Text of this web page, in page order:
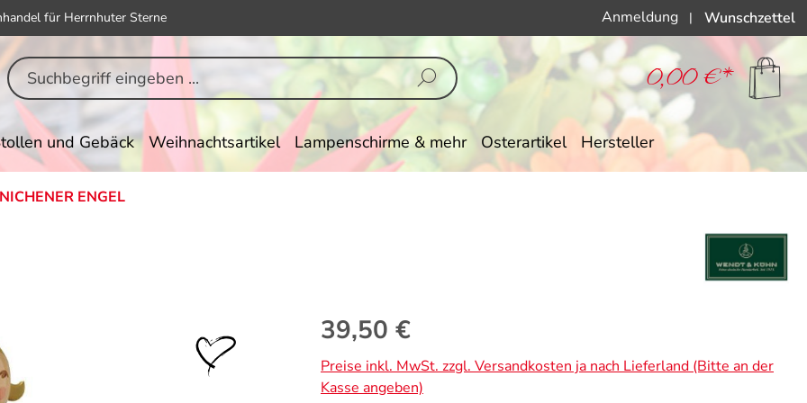
für Herrnhuter Sterne Anmeldung | Wunschzettel
0,00 €*
und Gebäck Weihnachtsartikel Lampenschirme & mehr Osterartikel Hersteller
ENGEL
Regulärer Preis:
39,50 €
Preise inkl. MwSt. zzgl. Versandkosten ja nach Lieferland (Bitte an der
Kasse angeben)